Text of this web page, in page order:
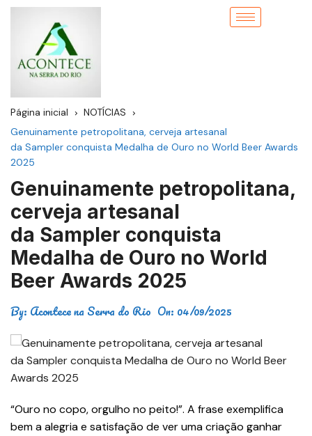
Página inicial
NOTÍCIAS
Genuinamente petropolitana, cerveja artesanal
da Sampler conquista Medalha de Ouro no World Beer Awards
2025
Genuinamente petropolitana,
cerveja artesanal
da Sampler conquista
Medalha de Ouro no World
Beer Awards 2025
By: Acontece na Serra do Rio On: 04/09/2025
“Ouro no copo, orgulho no peito!”. A frase exemplifica
bem a alegria e satisfação de ver uma criação ganhar